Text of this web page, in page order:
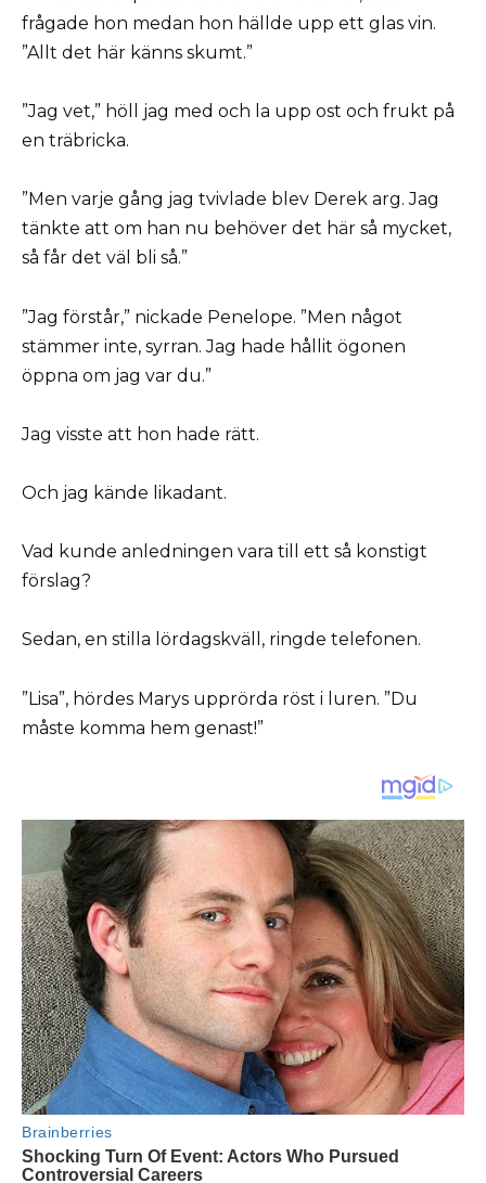
frågade hon medan hon hällde upp ett glas vin.
”Allt det här känns skumt.”
”Jag vet,” höll jag med och la upp ost och frukt på
en träbricka.
”Men varje gång jag tvivlade blev Derek arg. Jag
tänkte att om han nu behöver det här så mycket,
så får det väl bli så.”
”Jag förstår,” nickade Penelope. ”Men något
stämmer inte, syrran. Jag hade hållit ögonen
öppna om jag var du.”
Jag visste att hon hade rätt.
Och jag kände likadant.
Vad kunde anledningen vara till ett så konstigt
förslag?
Sedan, en stilla lördagskväll, ringde telefonen.
”Lisa”, hördes Marys upprörda röst i luren. ”Du
måste komma hem genast!”